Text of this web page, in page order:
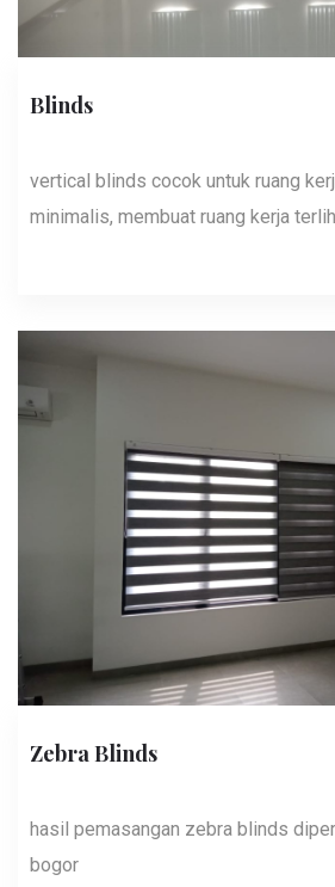
Blinds
vertical blinds cocok untuk ruang
minimalis, membuat ruang kerja
Zebra Blinds
hasil pemasangan zebra blinds
bogor